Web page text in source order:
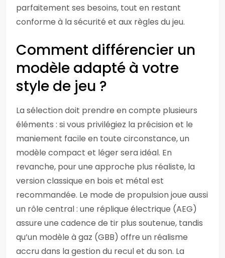
parfaitement ses besoins, tout en restant
conforme à la sécurité et aux règles du jeu.
Comment différencier un
modèle adapté à votre
style de jeu ?
La sélection doit prendre en compte plusieurs
éléments : si vous privilégiez la précision et le
maniement facile en toute circonstance, un
modèle compact et léger sera idéal. En
revanche, pour une approche plus réaliste, la
version classique en bois et métal est
recommandée. Le mode de propulsion joue aussi
un rôle central : une réplique électrique (AEG)
assure une cadence de tir plus soutenue, tandis
qu’un modèle à gaz (GBB) offre un réalisme
accru dans la gestion du recul et du son. La